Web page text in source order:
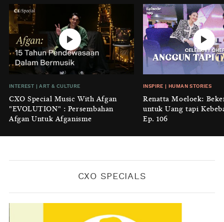
KONTRIBUTOR CXO MEDIA
INTEREST|HOME
No Place Like: Camping Ground
Cidulang
KONTRIBUTOR CXO MEDIA
GENERAL KNOWLEDGE
Luruhnya Daun Terakhir: Kala
'Benteng Alam' yang Tak Lagi Bisa
Melindungi
BYKONTRIBUTOR CXO MEDIA
INTEREST |ART & CULTURE
CXO Special Music With Afgan
"EVOLUTION" : Persembahan
Afgan Untuk Afganisme
INSPIRE HUMAN STORIES
Renatta Moeloek:
untuk Uang tapi
Ep. 106
CXO SPECIALS